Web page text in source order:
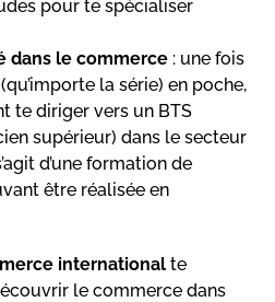
pour te spécialiser
dans le commerce : une fois
la série) en poche,
te diriger vers un BTS
supérieur) dans le secteur
d’une formation de
être réalisée en
international te
le commerce dans